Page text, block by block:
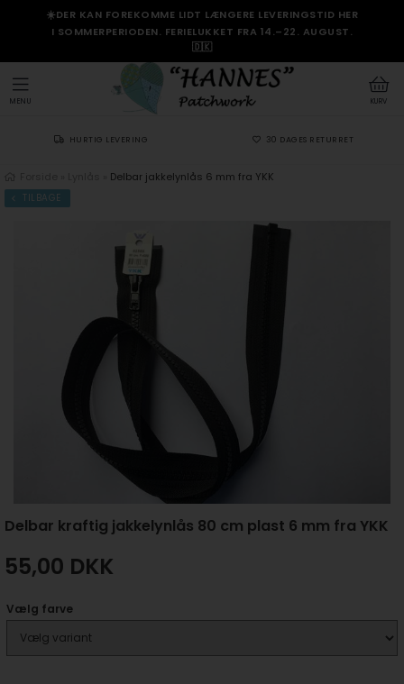
☀️DER KAN FOREKOMME LIDT LÆNGERE LEVERINGSTID HER
I SOMMERPERIODEN. FERIELUKKET FRA 14.–22. AUGUST.
🇩🇰
KURV
MENU
HURTIG LEVERING 30 DAGES RETURRET
Delbar jakkelynlås 6 mm fra YKK
TILBAGE
Delbar kraftig jakkelynlås 80 cm plast 6 mm fra YKK
55,00 DKK
Vælg farve